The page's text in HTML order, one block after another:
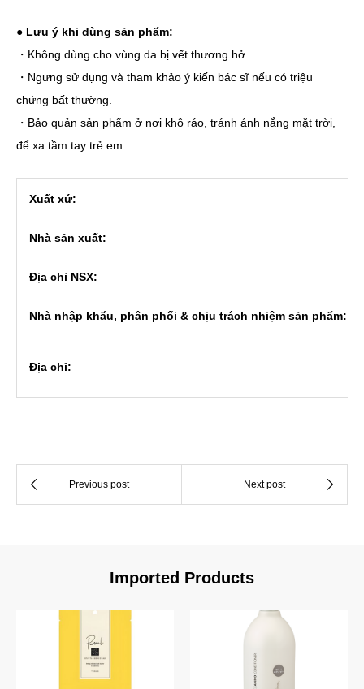
● Lưu ý khi dùng sản phẩm:
・Không dùng cho vùng da bị vết thương hở.
・Ngưng sử dụng và tham khảo ý kiến bác sĩ nếu có triệu
chứng bất thường.
・Bảo quản sản phẩm ở nơi khô ráo, tránh ánh nắng mặt trời,
để xa tầm tay trẻ em.
Xuất xứ:
Nhà sản xuất:
Địa chỉ NSX:
Nhà nhập khẩu, phân phối & chịu trách nhiệm sản phẩm:
Địa chỉ:
Imported Products